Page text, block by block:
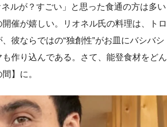
ルが？すごい」と思った食通の方は多い
催が嬉しい。リオネル氏の料理は、トロ
彼ならではの“独創性”がお皿にバシバシ
作り込んである。さて、能登食材をどん
】に。